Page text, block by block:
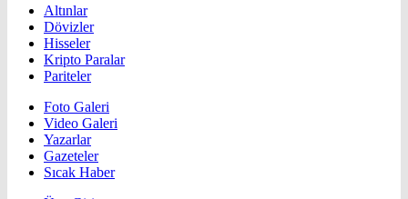
Altınlar
Dövizler
Hisseler
Kripto Paralar
Pariteler
Foto Galeri
Video Galeri
Yazarlar
Gazeteler
Sıcak Haber